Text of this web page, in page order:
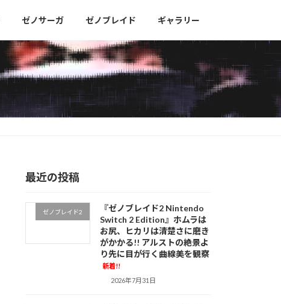
ゼノサーガ ゼノブレイド ギャラリー
最近の投稿
ゼノブレイド2
『ゼノブレイド2 Nintendo
Switch 2 Edition』ホムラは
お尻、ヒカリは清楚さに磨き
がかかる!! アルストの絶景よ
り先に目が行く曲線美を観察
新着!!
2026年7月31日